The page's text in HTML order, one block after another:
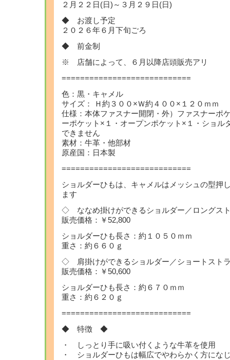
２月２２日(日)～３月２９日(日)
◆ お渡し予定
２０２６年６月下旬ごろ
◆ 前金制
※ 店舗によって、６月以降店頭販売アリ
============================
色：黒・キャメル
サイズ： Ｈ約３００×Ｗ約４００×１２０ｍｍ
仕様：本体ファスナー開閉・外）ファスナーポ
ーポケット×１・オープンポケット×１・ショル
できません
素材：牛革・他部材
原産国：日本製
============================
ショルダーひもは、キャメルはメッシュの型押
ます
◇ ななめ掛けができるショルダー／ロングス
販売価格：￥52,800
ショルダーひも長さ：約１０５０ｍｍ
重さ：約６６０ｇ
◇ 肩掛けができるショルダー／ショートスト
販売価格：￥50,600
ショルダーひも長さ：約６７０ｍｍ
重さ：約６２０ｇ
============================
◆ 特徴 ◆
・ しっとり手に吸い付くような牛革を使用
・ ショルダーひもは幅広でやわらかく方にな